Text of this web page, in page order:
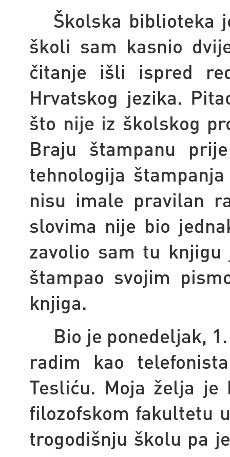
Školska biblioteka
školi sam kasnio
čitanje išli ispred
Hrvatskog jezika.
što nije iz školskog
Braju štampanu
tehnologija
nisu imale pravilan
slovima nije bio
zavolio sam tu
štampao svojim
knjiga.
Bio je ponedeljak,
radim kao
Tesliću. Moja želja
filozofskom fakultetu
trogodišnju školu pa